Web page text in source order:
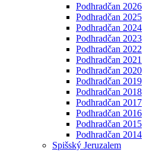
Podhradčan 2026
Podhradčan 2025
Podhradčan 2024
Podhradčan 2023
Podhradčan 2022
Podhradčan 2021
Podhradčan 2020
Podhradčan 2019
Podhradčan 2018
Podhradčan 2017
Podhradčan 2016
Podhradčan 2015
Podhradčan 2014
Spišský Jeruzalem